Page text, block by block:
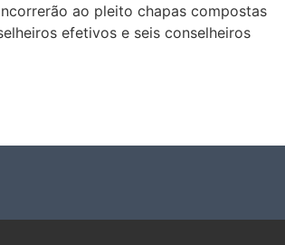
ao pleito chapas compostas
efetivos e seis conselheiros